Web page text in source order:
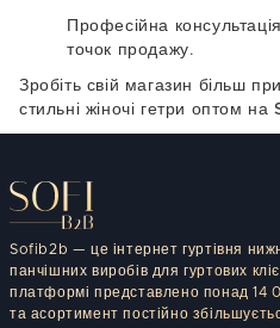
Професійна
точок продажу.
Зробіть свій магазин більш
стильні жіночі гетри оптом
Sofib2b — це інтернет гуртівня
панчішних виробів для гуртових
платформі представлено понад 14
та асортимент постійно